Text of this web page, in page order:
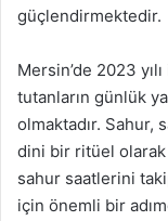
güçlendirmektedir.
Mersin’de 2023
tutanların günlük
olmaktadır. Sahur,
dini bir ritüel
sahur saatlerini
için önemli bir